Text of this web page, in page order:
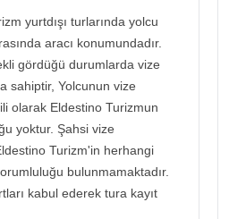
yurtdışı turlarında yolcu
aracı konumundadır.
gördüğü durumlarda vize
sahiptir, Yolcunun vize
olarak Eldestino Turizmun
yoktur. Şahsi vize
Turizm'in herhangi
bulunmamaktadır.
kabul ederek tura kayıt